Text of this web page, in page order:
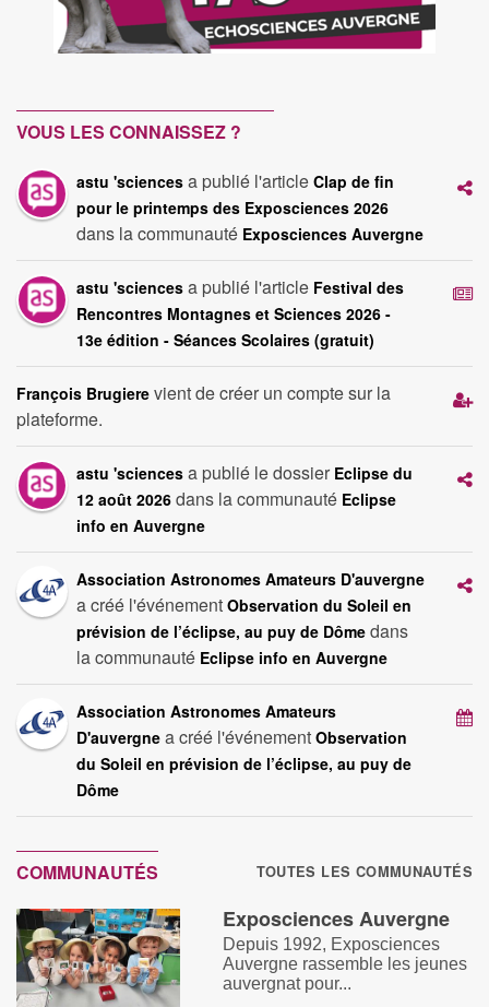
VOUS LES CONNAISSEZ ?
astu 'sciences a publié l'article Clap de fin
pour le printemps des Exposciences 2026
dans la communauté Exposciences Auvergne
astu 'sciences a publié l'article Festival des
Rencontres Montagnes et Sciences 2026 -
13e édition - Séances Scolaires (gratuit)
François Brugiere vient de créer un compte sur la
plateforme.
astu 'sciences a publié le dossier Eclipse du
12 août 2026 dans la communauté Eclipse
info en Auvergne
Association Astronomes Amateurs D'auvergne
a créé l'événement Observation du Soleil en
prévision de l’éclipse, au puy de Dôme dans
la communauté Eclipse info en Auvergne
Association Astronomes Amateurs
D'auvergne a créé l'événement Observation
du Soleil en prévision de l’éclipse, au puy de
Dôme
COMMUNAUTÉS TOUTES LES COMMUNAUTÉS
Exposciences Auvergne
Depuis 1992, Exposciences
Auvergne rassemble les jeunes
auvergnat pour...